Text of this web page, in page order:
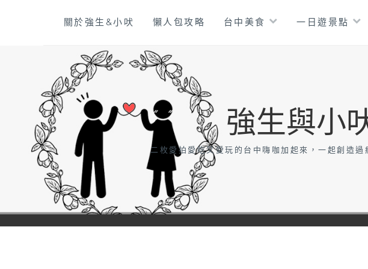
關於強生&小吠 懶人包攻略 台中美食 一日遊景點
強生與小
二枚愛拍愛吃又愛玩的台中嗨咖加起來，一起創造